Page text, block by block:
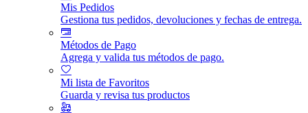
Mis Pedidos
Gestiona tus pedidos, devoluciones y fechas de entrega.
Métodos de Pago
Agrega y valida tus métodos de pago.
Mi lista de Favoritos
Guarda y revisa tus productos